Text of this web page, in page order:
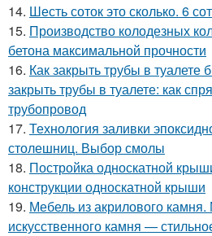
14. Шесть соток это сколько. 6
15. Производство колодезных
бетона максимальной прочности
16. Как закрыть трубы в туалете
закрыть трубы в туалете: как
трубопровод
17. Технология заливки
столешниц. Выбор смолы
18. Постройка односкатной
конструкции односкатной крыши
19. Мебель из акрилового камня.
искусственного камня —